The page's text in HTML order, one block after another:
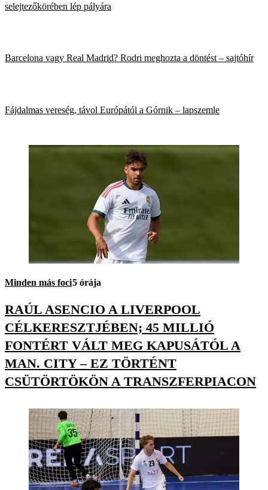
selejtezőkörében lép pályára
Barcelona vagy Real Madrid? Rodri meghozta a döntést – sajtóhír
Fájdalmas vereség, távol Európától a Górnik – lapszemle
Minden más foci5 órája
RAÚL ASENCIO A LIVERPOOL
CÉLKERESZTJÉBEN; 45 MILLIÓ
FONTÉRT VÁLT MEG KAPUSÁTÓL A
MAN. CITY – EZ TÖRTÉNT
CSÜTÖRTÖKÖN A TRANSZFERPIACON